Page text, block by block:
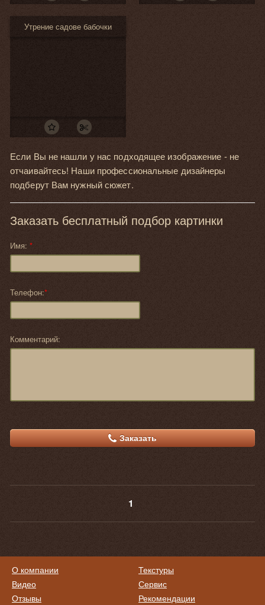
Утрение садове бабочки
Если Вы не нашли у нас подходящее изображение - не
отчаивайтесь! Наши профессиональные дизайнеры
подберут Вам нужный сюжет.
Заказать бесплатный подбор картинки
Имя: *
Телефон:*
Комментарий:
Заказать
1
О компании
Видео
Отзывы
Текстуры
Сервис
Рекомендации